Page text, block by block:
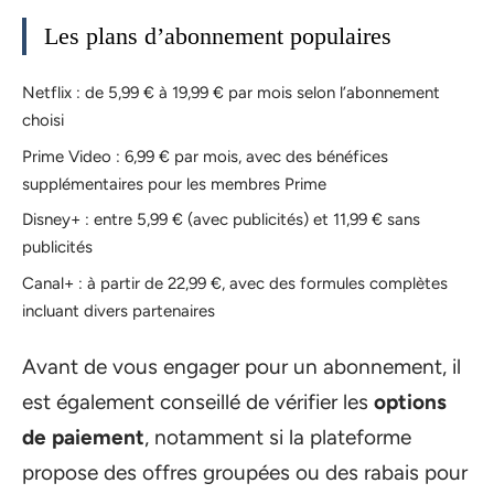
Les plans d’abonnement populaires
Netflix : de 5,99 € à 19,99 € par mois selon l’abonnement
choisi
Prime Video : 6,99 € par mois, avec des bénéfices
supplémentaires pour les membres Prime
Disney+ : entre 5,99 € (avec publicités) et 11,99 € sans
publicités
Canal+ : à partir de 22,99 €, avec des formules complètes
incluant divers partenaires
Avant de vous engager pour un abonnement, il
est également conseillé de vérifier les options
de paiement, notamment si la plateforme
propose des offres groupées ou des rabais pour